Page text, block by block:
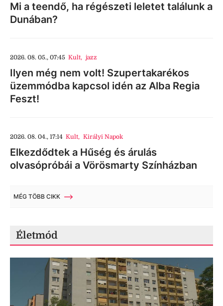
Mi a teendő, ha régészeti leletet találunk a
Dunában?
2026. 08. 05., 07:45 Kult, jazz
Ilyen még nem volt! Szupertakarékos
üzemmódba kapcsol idén az Alba Regia
Feszt!
2026. 08. 04., 17:14 Kult, Királyi Napok
Elkezdődtek a Hűség és árulás
olvasópróbái a Vörösmarty Színházban
MÉG TÖBB CIKK
Életmód